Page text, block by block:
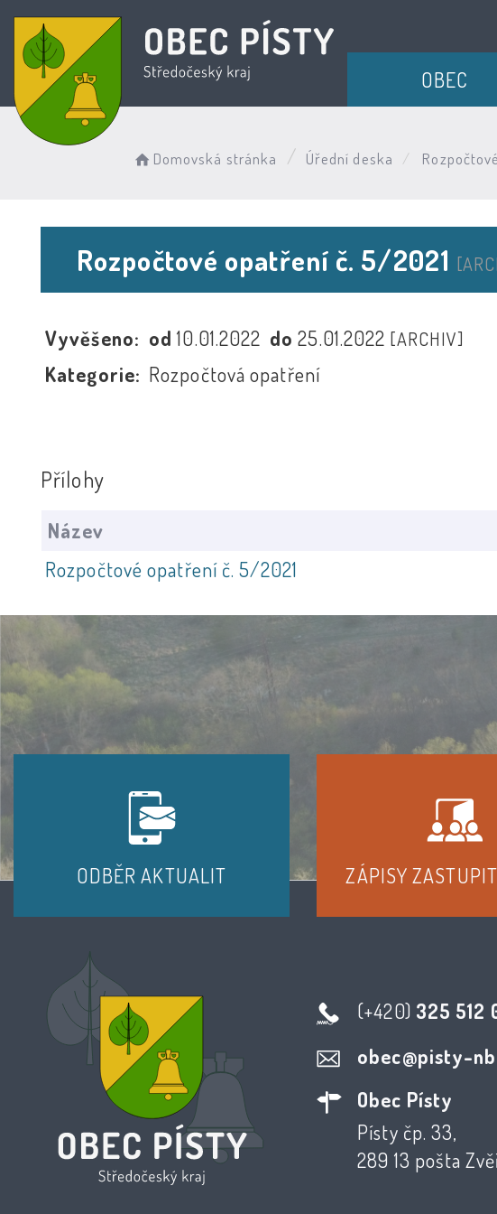
OBEC
Domovská stránka Úřední deska
Rozpočtové opatření č. 5/2021
Vyvěšeno: od10.01.2022 do25.01.2022 [ARCHIV]
Kategorie: Rozpočtová opatření
Přílohy
Název
Rozpočtové opatření č. 5/2021
ODBĚR AKTUALIT ZÁPISY
(+420) 325 512
obec@pisty-
Obec Písty
Písty čp. 33,
289 13 pošta